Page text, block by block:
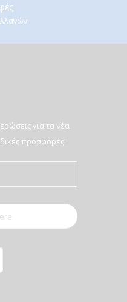
για τα νέα
προσφορές!